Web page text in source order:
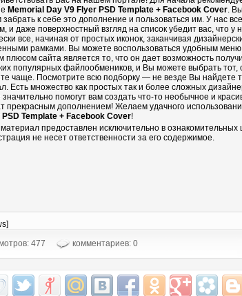
Memorial Day V9 Flyer PSD Template + Facebook Cover.
забрать к себе это дополнение и пользоваться им. У нас
и даже поверхностный взгляд на список убедит вас, что у
все, начиная от простых иконок, заканчивая
рамками. Вы можете воспользоваться удобным
плюсом сайта является то, что он дает возможность
популярных файлообмеников, и Вы можете выбрать тот,
чаще. Посмотрите всю подборку — не везде Вы найдете
Есть множество как простых так и более сложных
помогут вам создать что-то необычное и
прекрасным дополнением! Желаем удачного
Template + Facebook Cover!
предоставлен исключительно в ознакомительных
не несет ответственности за его содержимое.
477
комментариев: 0